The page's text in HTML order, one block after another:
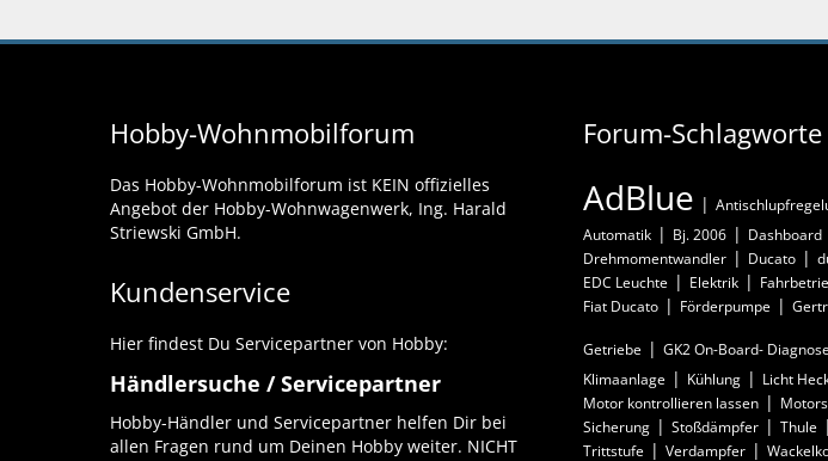
Hobby-Wohnmobilforum
Das Hobby-Wohnmobilforum ist KEIN offizielles
Angebot der Hobby-Wohnwagenwerk, Ing. Harald
Striewski GmbH.
Kundenservice
Hier findest Du Servicepartner von Hobby:
Händlersuche / Servicepartner
Hobby-Händler und Servicepartner helfen Dir bei
allen Fragen rund um Deinen Hobby weiter. NICHT
Forum-Schlagworte
AdBlue
Automatik
Bj. 2006 Dashboard
Drehmomentwandler
Ducato
EDC Leuchte
Elektrik
Fiat Ducato
Förderpumpe
Getriebe GK2 On-Board-
Klimaanlage Kühlung Licht
Motor kontrollieren lassen
Sicherung
Stoßdämpfer Thule
Trittstufe
Verdampfer